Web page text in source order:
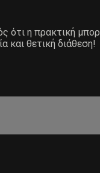
ότι η πρακτική
και θετική διάθεση!